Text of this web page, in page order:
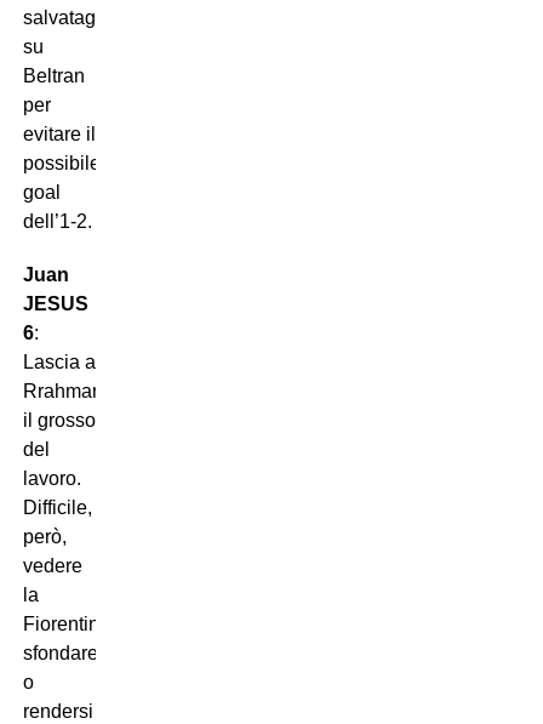
salvataggio
su
Beltran
per
evitare il
possibile
goal
dell’1-2.
Juan
JESUS
6:
Lascia a
Rrahmani
il grosso
del
lavoro.
Difficile,
però,
vedere
la
Fiorentina
sfondare,
o
rendersi